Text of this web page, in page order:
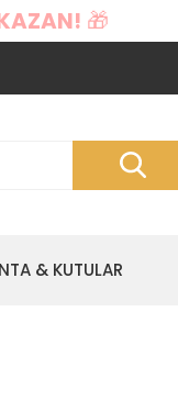
🎁
& KUTULAR